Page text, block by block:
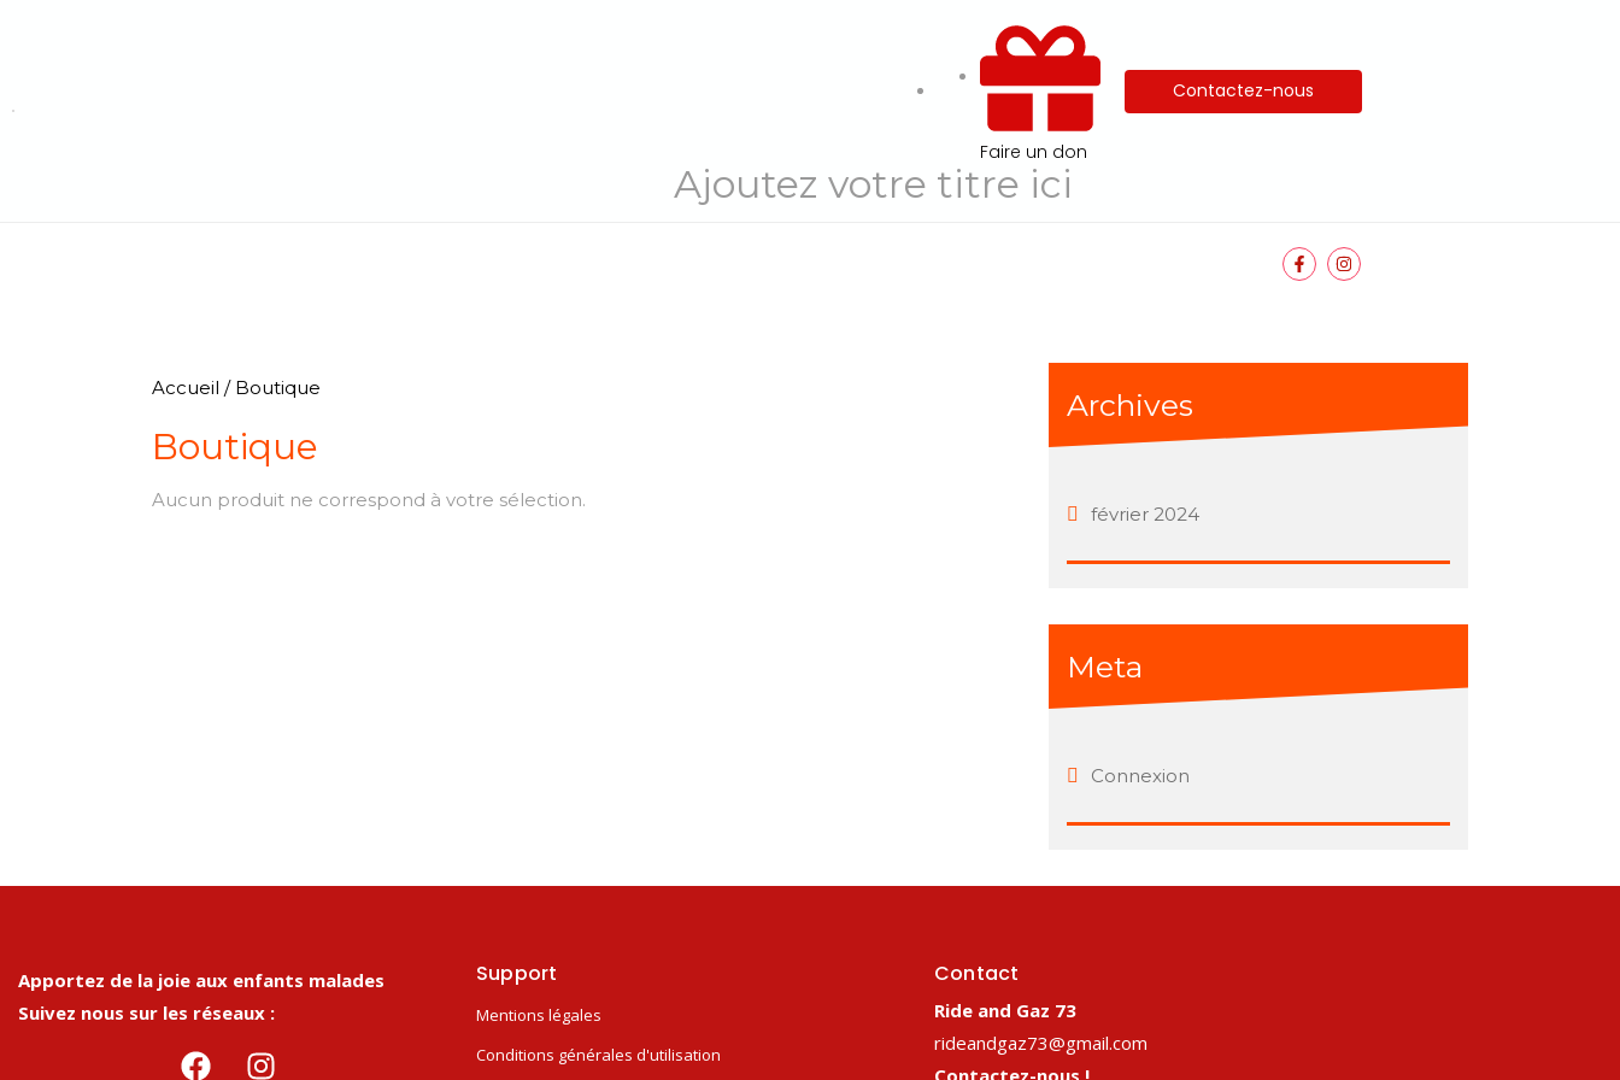
Faire un don
Contactez-nous
Ajoutez votre titre ici
Accueil / Boutique
Boutique
Aucun produit ne correspond à votre sélection.
Archives
février 2024
Meta
Connexion
Apportez de la joie aux enfants malades
Suivez nous sur les réseaux :
Support
Mentions légales
Conditions générales d'utilisation
Contact
Ride and Gaz 73
rideandgaz73@gmail.com
Contactez-nous !